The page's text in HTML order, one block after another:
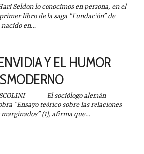
lo conocimos en persona, en el
libro de la saga “Fundación” de
nacido en…
Y EL HUMOR
El sociólogo alemán
“Ensayo teórico sobre las relaciones
(1), afirma que…